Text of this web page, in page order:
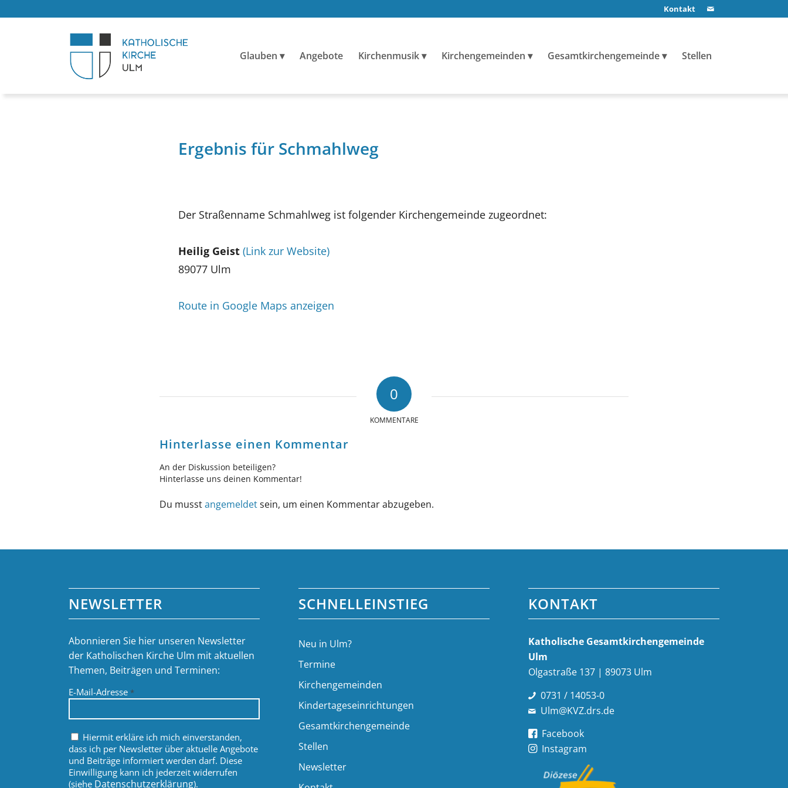
Kontakt
Glauben Angebote Kirchenmusik Kirchengemeinden Gesamtkirchengemeinde Stellen
Ergebnis für Schmahlweg
Der Straßenname Schmahlweg ist folgender Kirchengemeinde zugeordnet:
Heilig Geist (Link zur Website)
89077 Ulm
Route in Google Maps anzeigen
0
KOMMENTARE
Hinterlasse einen Kommentar
An der Diskussion beteiligen?
Hinterlasse uns deinen Kommentar!
Du musstangemeldetsein, um einen Kommentar abzugeben.
NEWSLETTER
Abonnieren Sie hier unseren Newsletter
der Katholischen Kirche Ulm mit aktuellen
Themen, Beiträgen und Terminen:
E-Mail-Adresse*
Hiermit erkläre ich mich einverstanden,
dass ich per Newsletter über aktuelle Angebote
und Beiträge informiert werden darf. Diese
Einwilligung kann ich jederzeit widerrufen
(siehe Datenschutzerklärung).
SCHNELLEINSTIEG
Neu in Ulm?
Termine
Kirchengemeinden
Kindertageseinrichtungen
Gesamtkirchengemeinde
Stellen
Newsletter
KONTAKT
Katholische Gesamt­kirchen­gemeinde
Ulm
Olgastraße 137 | 89073 Ulm
0731 / 14053-0
Ulm@KVZ.drs.de
Facebook
Instagram